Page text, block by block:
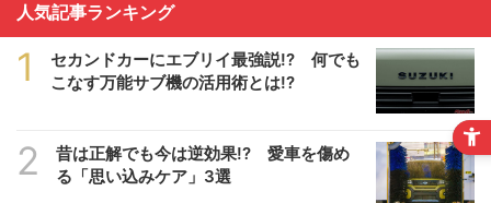
人気記事ランキング
1
セカンドカーにエブリイ最強説!? 何でも
こなす万能サブ機の活用術とは!?
2
昔は正解でも今は逆効果!? 愛車を傷め
る「思い込みケア」3選